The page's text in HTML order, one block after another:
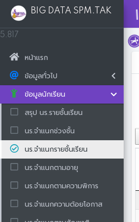
BIG DATA SPM.TAK
5.817
หน้าแรก
ข้อมูลทั่วไป
ข้อมูลนักเรียน
สรุป นร.รายชั้นเรียน
นร.จำแนกช่วงชั้น
นร.จำแนกรายชั้นเรียน
นร.จำแนกตามอายุ
นร.จำแนกตามความพิการ
นร.จำแนกความด้อยโอกาส